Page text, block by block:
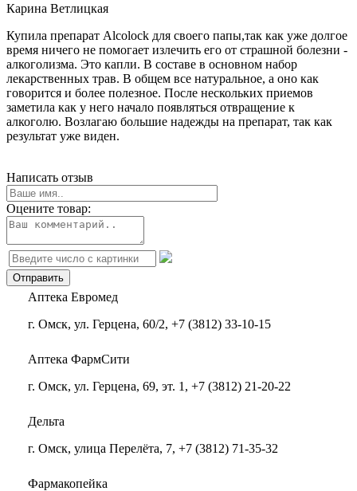
Карина Ветлицкая
Купила препарат Alcolock для своего папы,так как уже долгое
время ничего не помогает излечить его от страшной болезни -
алкоголизма. Это капли. В составе в основном набор
лекарственных трав. В общем все натуральное, а оно как
говорится и более полезное. После нескольких приемов
заметила как у него начало появляться отвращение к
алкоголю. Возлагаю большие надежды на препарат, так как
результат уже виден.
Написать отзыв
Оцените товар:
Аптека Евромед
г. Омск, ул. Герцена, 60/2, +7 (3812) 33-10-15
Аптека ФармСити
г. Омск, ул. Герцена, 69, эт. 1, +7 (3812) 21-20-22
Дельта
г. Омск, улица Перелёта, 7, +7 (3812) 71-35-32
Фармакопейка